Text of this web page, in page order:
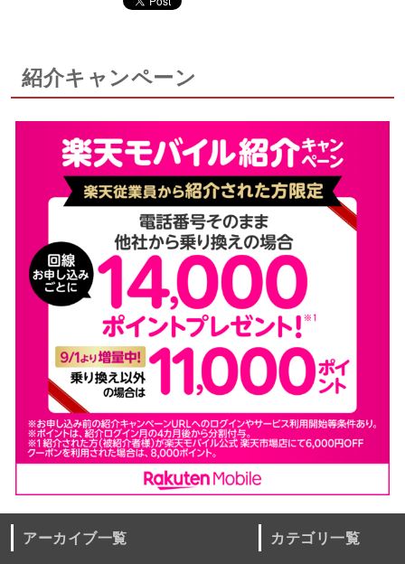
紹介キャンペーン
アーカイブ一覧 カテゴリ一覧